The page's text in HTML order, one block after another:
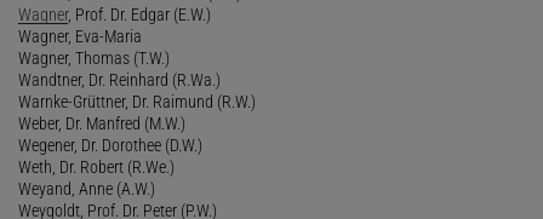
Wagner, Prof. Dr. Edgar (E.W.)
Wagner, Eva-Maria
Wagner, Thomas (T.W.)
Wandtner, Dr. Reinhard (R.Wa.)
Warnke-Grüttner, Dr. Raimund (R.W.)
Weber, Dr. Manfred (M.W.)
Wegener, Dr. Dorothee (D.W.)
Weth, Dr. Robert (R.We.)
Weyand, Anne (A.W.)
Weygoldt, Prof. Dr. Peter (P.W.)